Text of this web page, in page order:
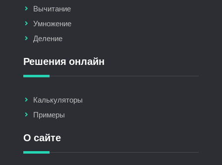
Вычитание
Умножение
Деление
Решения онлайн
Калькуляторы
Примеры
О сайте